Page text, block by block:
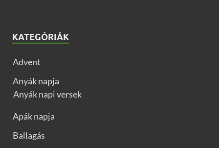
KATEGÓRIÁK
Advent
Anyák napja
Anyák napi versek
Apák napja
Ballagás